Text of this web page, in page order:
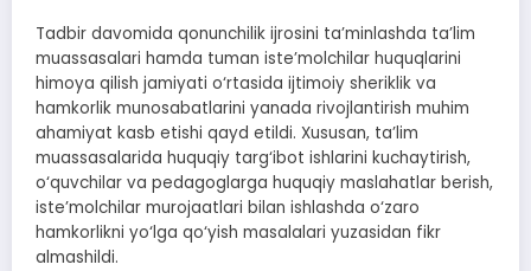
Tadbir davomida qonunchilik ijrosini ta’minlashda ta’lim
muassasalari hamda tuman iste’molchilar huquqlarini
himoya qilish jamiyati o‘rtasida ijtimoiy sheriklik va
hamkorlik munosabatlarini yanada rivojlantirish muhim
ahamiyat kasb etishi qayd etildi. Xususan, ta’lim
muassasalarida huquqiy targ‘ibot ishlarini kuchaytirish,
o‘quvchilar va pedagoglarga huquqiy maslahatlar berish,
iste’molchilar murojaatlari bilan ishlashda o‘zaro
hamkorlikni yo‘lga qo‘yish masalalari yuzasidan fikr
almashildi.